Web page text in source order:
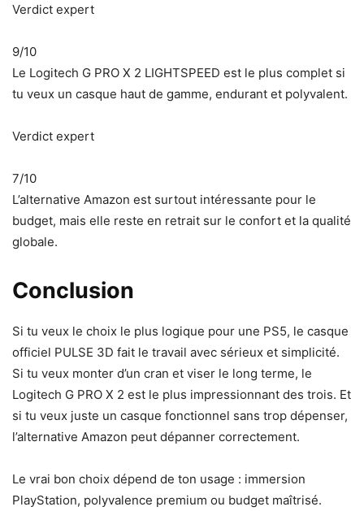
Verdict expert
9/10
Le Logitech G PRO X 2 LIGHTSPEED est le plus complet si
tu veux un casque haut de gamme, endurant et polyvalent.
Verdict expert
7/10
L’alternative Amazon est surtout intéressante pour le
budget, mais elle reste en retrait sur le confort et la qualité
globale.
Conclusion
Si tu veux le choix le plus logique pour une PS5, le casque
officiel PULSE 3D fait le travail avec sérieux et simplicité.
Si tu veux monter d’un cran et viser le long terme, le
Logitech G PRO X 2 est le plus impressionnant des trois. Et
si tu veux juste un casque fonctionnel sans trop dépenser,
l’alternative Amazon peut dépanner correctement.
Le vrai bon choix dépend de ton usage : immersion
PlayStation, polyvalence premium ou budget maîtrisé.